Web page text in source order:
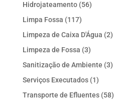
Hidrojateamento(56)
Limpa Fossa (117)
Limpeza de Caixa D'Água (2)
Limpeza de Fossa (3)
Sanitização de Ambiente (3)
Serviços Executados(1)
Transporte de Efluentes(58)